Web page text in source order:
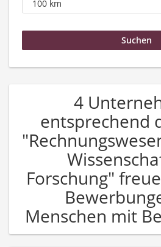
4
entsprechend
Forschung"
Menschen mit